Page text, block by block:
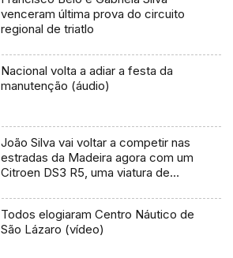
venceram última prova do circuito
regional de triatlo
Nacional volta a adiar a festa da
manutenção (áudio)
João Silva vai voltar a competir nas
estradas da Madeira agora com um
Citroen DS3 R5, uma viatura de
Todos elogiaram Centro Náutico de
São Lázaro (vídeo)